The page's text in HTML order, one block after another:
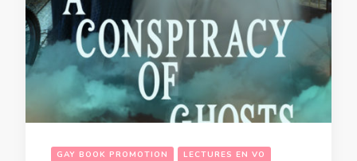
GAY BOOK PROMOTION
LECTURES EN VO